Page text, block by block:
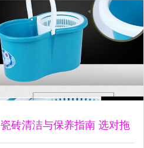
瓷砖清洁与保养指南 选对拖